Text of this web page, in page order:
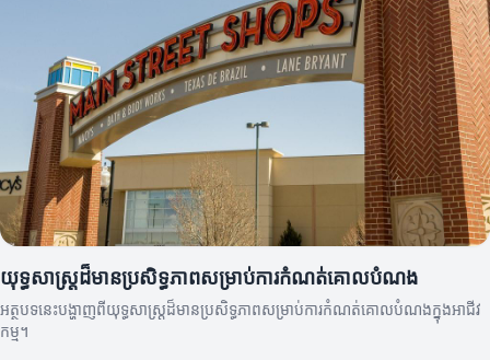
យុទ្ធសាស្ត្រដ៏មានប្រសិទ្ធភាពសម្រាប់ការកំណត់គោលបំណង
អត្ថបទនេះបង្ហាញពីយុទ្ធសាស្ត្រដ៏មានប្រសិទ្ធភាពសម្រាប់ការកំណត់គោលបំណងក្នុងអាជីវ
កម្ម។